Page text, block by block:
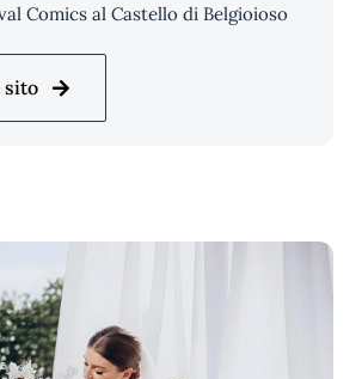
Comics al Castello di Belgioioso